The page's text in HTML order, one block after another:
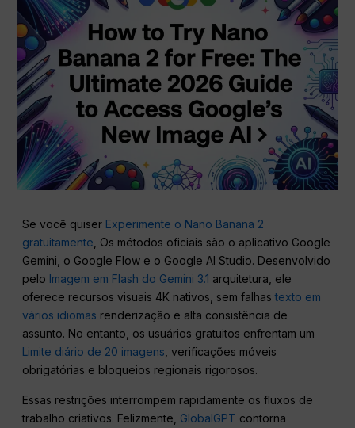
Se você quiser Experimente o Nano Banana 2
gratuitamente , Os métodos oficiais são o aplicativo Google
Gemini, o Google Flow e o Google AI Studio. Desenvolvido
pelo Imagem em Flash do Gemini 3.1 arquitetura, ele
oferece recursos visuais 4K nativos, sem falhastexto em
vários idiomas renderização e alta consistência de
assunto. No entanto, os usuários gratuitos enfrentam um
Limite diário de 20 imagens , verificações móveis
obrigatórias e bloqueios regionais rigorosos.
Essas restrições interrompem rapidamente os fluxos de
trabalho criativos. Felizmente, GlobalGPT contorna